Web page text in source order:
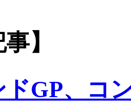
】
ドGP、コ